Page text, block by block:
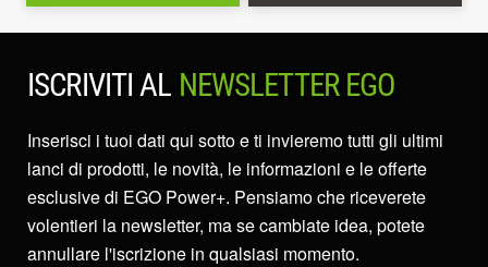
ISCRIVITI AL NEWSLETTER EGO
Inserisci i tuoi dati qui sotto e ti invieremo tutti gli ultimi
lanci di prodotti, le novità, le informazioni e le offerte
esclusive di EGO Power+. Pensiamo che riceverete
volentieri la newsletter, ma se cambiate idea, potete
annullare l'iscrizione in qualsiasi momento.